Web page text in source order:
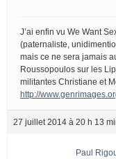
J’ai enfin vu We Want
(paternaliste,
mais ce ne sera jamais
Roussopoulos sur les
militantes Christiane et
http://
27 juillet 2014 à 20 h 13
Paul